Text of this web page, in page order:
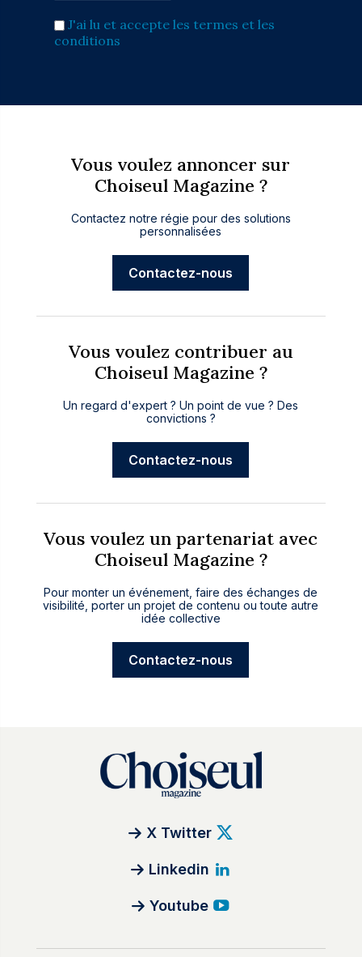
J'ai lu et accepte les termes et les
conditions
Vous voulez annoncer sur
Choiseul Magazine ?
Contactez notre régie pour des solutions
personnalisées
Contactez-nous
Vous voulez contribuer au
Choiseul Magazine ?
Un regard d'expert ? Un point de vue ? Des
convictions ?
Contactez-nous
Vous voulez un partenariat avec
Choiseul Magazine ?
Pour monter un événement, faire des échanges de
visibilité, porter un projet de contenu ou toute autre
idée collective
Contactez-nous
X Twitter
Linkedin
Youtube